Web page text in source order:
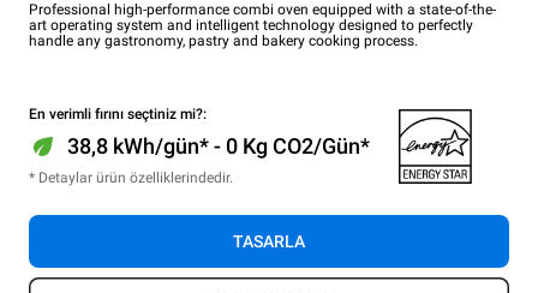
Professional high-performance combi oven equipped with a state-of-the-
art operating system and intelligent technology designed to perfectly
handle any gastronomy, pastry and bakery cooking process.
En verimli fırını seçtiniz mi?:
38,8 kWh/gün* - 0 Kg CO2/Gün*
* Detaylar ürün özelliklerindedir.
TASARLA